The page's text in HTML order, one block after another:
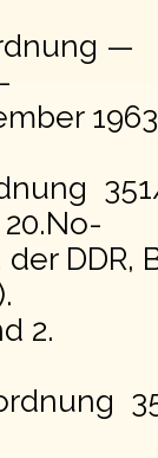
—
1963
DDR,
2.